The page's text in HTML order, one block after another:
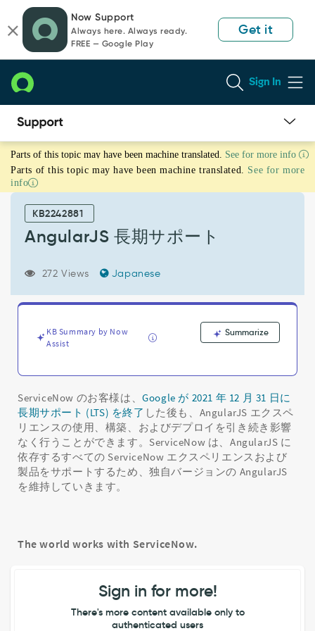
page
content
chat
Now Support
Always here. Always ready.
FREE — Google Play
Get it
Sign In
AngularJS
サ
Parts of this topic may have been machine translated. See for more info
Parts of this topic may have been machine translated. See for more
info
KB2242881
AngularJS 長期サポート
272 Views Japanese
KB Summary by Now
Assist
Summarize
ServiceNow のお客様は、Google が 2021 年 12 月 31 日に
長期サポート (LTS) を終了 した後も、AngularJS エクスペ
リエンスの使用、構築、およびデプロイを引き続き影響
なく行うことができます。ServiceNow は、AngularJS に
依存するすべての ServiceNow エクスペリエンスおよび
製品をサポートするため、独自バージョンの AngularJS
を維持していきます。
The world works with ServiceNow.
Sign in for more!
There's more content available only to
authenticated users